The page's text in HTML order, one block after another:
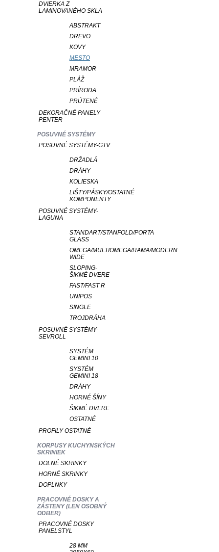
DVIERKA Z
LAMINOVANÉHO SKLA
ABSTRAKT
DREVO
KOVY
MESTO
MRAMOR
PLÁŽ
PRÍRODA
PRÚTENÉ
DEKORAČNÉ PANELY
PENTER
POSUVNÉ SYSTÉMY
POSUVNÉ SYSTÉMY-GTV
DRŽADLÁ
DRÁHY
KOLIESKA
LIŠTY/PÁSKY/OSTATNÉ
KOMPONENTY
POSUVNÉ SYSTÉMY-
LAGUNA
STANDART/STANFOLD/PORTA
GLASS
OMEGA/MULTIOMEGA/RAMA/MODERN
WIDE
SLOPING-
ŠIKMÉ DVERE
FAST/FAST R
UNIPOS
SINGLE
TROJDRÁHA
POSUVNÉ SYSTÉMY-
SEVROLL
SYSTÉM
GEMINI 10
SYSTÉM
GEMINI 18
DRÁHY
HORNÉ ŠÍNY
ŠIKMÉ DVERE
OSTATNÉ
PROFILY OSTATNÉ
KORPUSY KUCHYNSKÝCH
SKRINIEK
DOLNÉ SKRINKY
HORNÉ SKRINKY
DOPLNKY
PRACOVNÉ DOSKY A
ZÁSTENY (LEN OSOBNÝ
ODBER)
PRACOVNÉ DOSKY
PANELSTYL
28 MM